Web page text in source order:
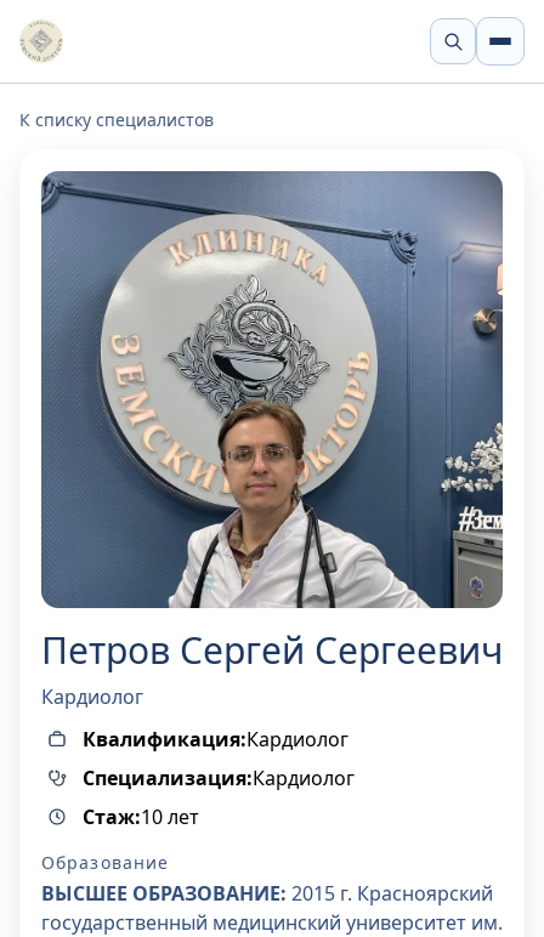
К списку специалистов
Петров Сергей Сергеевич
Кардиолог
Квалификация:Кардиолог
Специализация:Кардиолог
Стаж:10 лет
Образование
ВЫСШЕЕ ОБРАЗОВАНИЕ: 2015 г. Красноярский
государственный медицинский университет им.